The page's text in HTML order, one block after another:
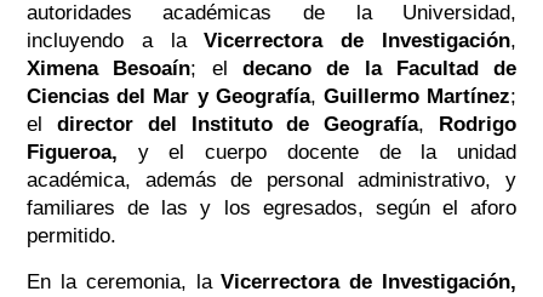
autoridades académicas de la Universidad,
incluyendo a laVicerrectora de Investigación,
Ximena Besoaín; el decano de la Facultad de
Ciencias del Mar y Geografía, Guillermo Martínez;
el director del Instituto de Geografía,
Rodrigo
Figueroa, y el cuerpo docente de la unidad
académica, además de personal administrativo, y
familiares de las y los egresados, según el aforo
permitido.
En la ceremonia, laVicerrectora de Investigación,